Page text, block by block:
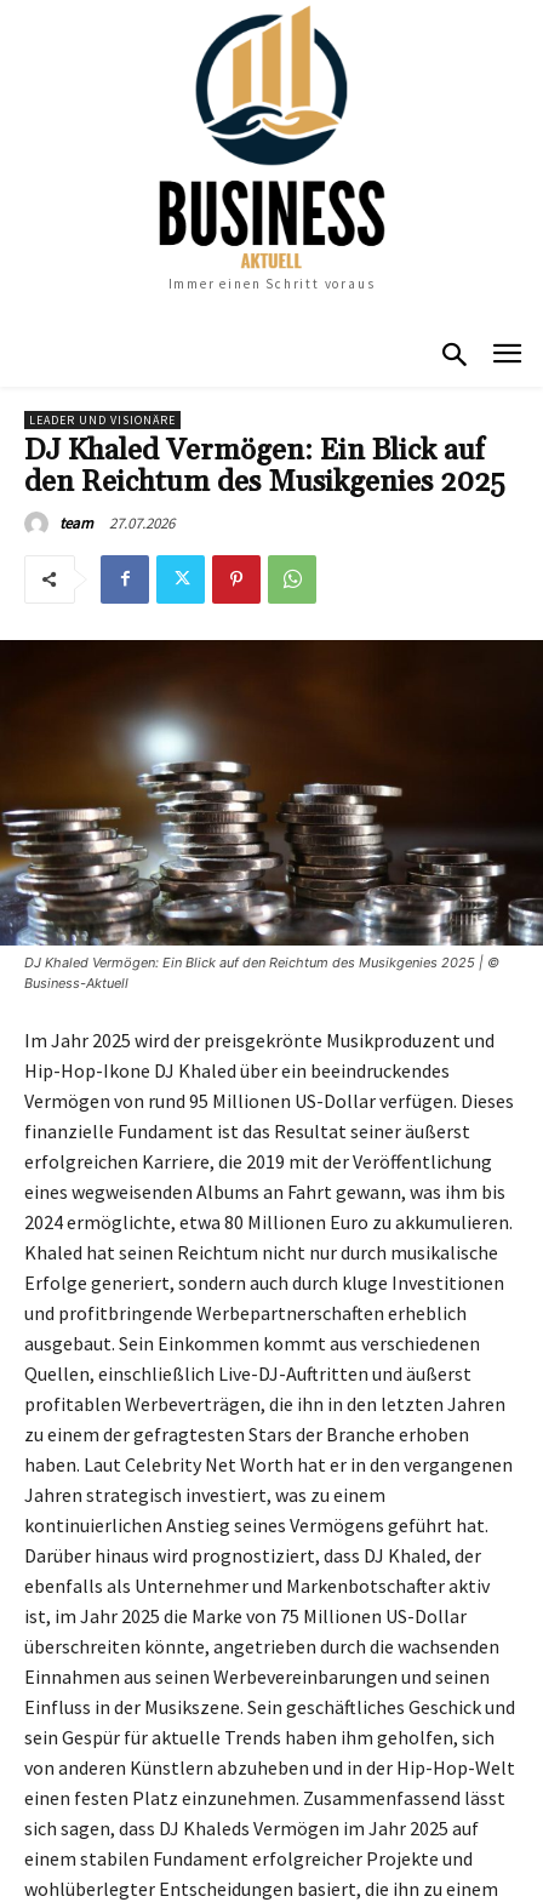
Immer einen Schritt voraus
LEADER UND VISIONÄRE
DJ Khaled Vermögen: Ein Blick auf
den Reichtum des Musikgenies 2025
team 27.07.2026
DJ Khaled Vermögen: Ein Blick auf den Reichtum des Musikgenies 2025 | ©
Business-Aktuell
Im Jahr 2025 wird der preisgekrönte Musikproduzent und
Hip-Hop-Ikone DJ Khaled über ein beeindruckendes
Vermögen von rund 95 Millionen US-Dollar verfügen. Dieses
finanzielle Fundament ist das Resultat seiner äußerst
erfolgreichen Karriere, die 2019 mit der Veröffentlichung
eines wegweisenden Albums an Fahrt gewann, was ihm bis
2024 ermöglichte, etwa 80 Millionen Euro zu akkumulieren.
Khaled hat seinen Reichtum nicht nur durch musikalische
Erfolge generiert, sondern auch durch kluge Investitionen
und profitbringende Werbepartnerschaften erheblich
ausgebaut. Sein Einkommen kommt aus verschiedenen
Quellen, einschließlich Live-DJ-Auftritten und äußerst
profitablen Werbeverträgen, die ihn in den letzten Jahren
zu einem der gefragtesten Stars der Branche erhoben
haben. Laut Celebrity Net Worth hat er in den vergangenen
Jahren strategisch investiert, was zu einem
kontinuierlichen Anstieg seines Vermögens geführt hat.
Darüber hinaus wird prognostiziert, dass DJ Khaled, der
ebenfalls als Unternehmer und Markenbotschafter aktiv
ist, im Jahr 2025 die Marke von 75 Millionen US-Dollar
überschreiten könnte, angetrieben durch die wachsenden
Einnahmen aus seinen Werbevereinbarungen und seinen
Einfluss in der Musikszene. Sein geschäftliches Geschick und
sein Gespür für aktuelle Trends haben ihm geholfen, sich
von anderen Künstlern abzuheben und in der Hip-Hop-Welt
einen festen Platz einzunehmen. Zusammenfassend lässt
sich sagen, dass DJ Khaleds Vermögen im Jahr 2025 auf
einem stabilen Fundament erfolgreicher Projekte und
wohlüberlegter Entscheidungen basiert, die ihn zu einem